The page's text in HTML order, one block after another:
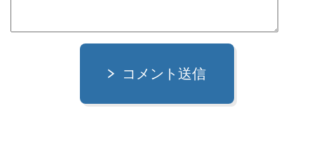
コメント送信